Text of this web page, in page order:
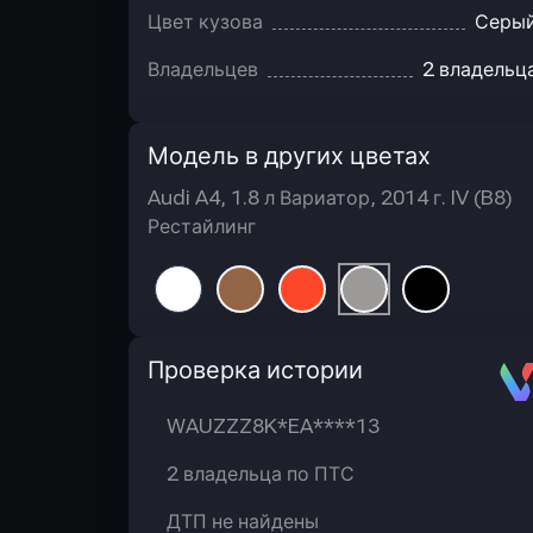
Цвет кузова
Владельцев 2
Модель в других цветах
Audi A4, 1.8 л Вариатор, 2014 г. IV (B8)
Рестайлинг
Проверка истории
WAUZZZ8K*EA****13
2 владельца по ПТС
ДТП не найдены